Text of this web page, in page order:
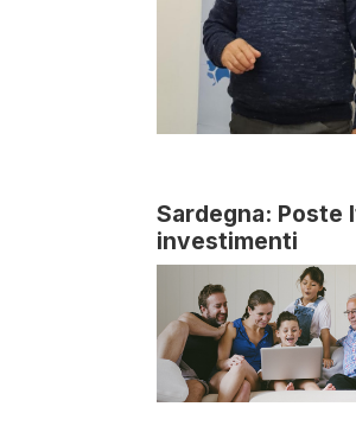
Sardegna: Poste
investimenti